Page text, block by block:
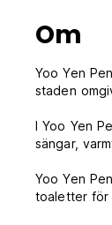
Om
Yoo Yen
staden
I Yoo Yen
sängar,
Yoo Yen
toaletter för